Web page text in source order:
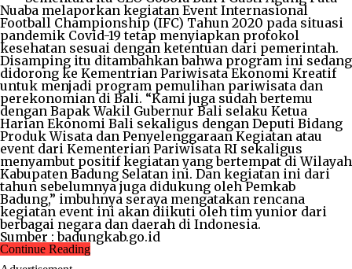
Nuaba melaporkan kegiatan Event Internasional
Football Championship (IFC) Tahun 2020 pada situasi
pandemik Covid-19 tetap menyiapkan protokol
kesehatan sesuai dengan ketentuan dari pemerintah.
Disamping itu ditambahkan bahwa program ini sedang
didorong ke Kementrian Pariwisata Ekonomi Kreatif
untuk menjadi program pemulihan pariwisata dan
perekonomian di Bali. “Kami juga sudah bertemu
dengan Bapak Wakil Gubernur Bali selaku Ketua
Harian Ekonomi Bali sekaligus dengan Deputi Bidang
Produk Wisata dan Penyelenggaraan Kegiatan atau
event dari Kementerian Pariwisata RI sekaligus
menyambut positif kegiatan yang bertempat di Wilayah
Kabupaten Badung Selatan ini. Dan kegiatan ini dari
tahun sebelumnya juga didukung oleh Pemkab
Badung,” imbuhnya seraya mengatakan rencana
kegiatan event ini akan diikuti oleh tim yunior dari
berbagai negara dan daerah di Indonesia.
Sumber : badungkab.go.id
Continue Reading